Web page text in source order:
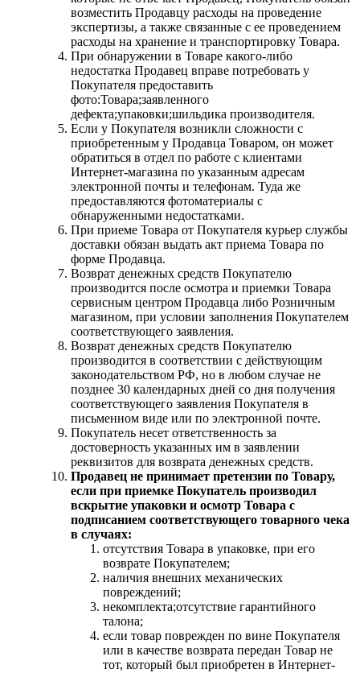
возместить Продавцу расходы на проведение
экспертизы, а также связанные с ее проведением
расходы на хранение и транспортировку Товара.
При обнаружении в Товаре какого-либо
недостатка Продавец вправе потребовать у
Покупателя предоставить
фото:Товара;заявленного
дефекта;упаковки;шильдика производителя.
Если у Покупателя возникли сложности с
приобретенным у Продавца Товаром, он может
обратиться в отдел по работе с клиентами
Интернет-магазина по указанным адресам
электронной почты и телефонам. Туда же
предоставляются фотоматериалы с
обнаруженными недостатками.
При приеме Товара от Покупателя курьер службы
доставки обязан выдать акт приема Товара по
форме Продавца.
Возврат денежных средств Покупателю
производится после осмотра и приемки Товара
сервисным центром Продавца либо Розничным
магазином, при условии заполнения Покупателем
соответствующего заявления.
Возврат денежных средств Покупателю
производится в соответствии с действующим
законодательством РФ, но в любом случае не
позднее 30 календарных дней со дня получения
соответствующего заявления Покупателя в
письменном виде или по электронной почте.
Покупатель несет ответственность за
достоверность указанных им в заявлении
реквизитов для возврата денежных средств.
Продавец не принимает претензии по Товару,
если при приемке Покупатель производил
вскрытие упаковки и осмотр Товара с
подписанием соответствующего товарного чека
в случаях:
отсутствия Товара в упаковке, при его
возврате Покупателем;
наличия внешних механических
повреждений;
некомплекта;отсутствие гарантийного
талона;
если товар поврежден по вине Покупателя
или в качестве возврата передан Товар не
тот, который был приобретен в Интернет-